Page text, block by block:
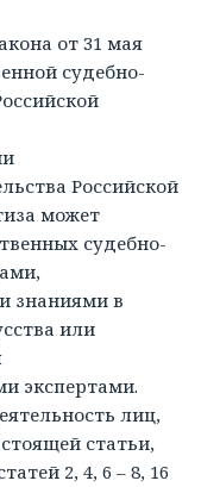
от 31 мая
судебно-
Российской
может
судебно-
знаниями в
или
экспертами.
лиц,
статьи,
2, 4, 6 – 8, 16